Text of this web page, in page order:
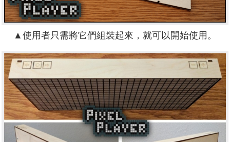
▲使用者只需將它們組裝起來，就可以開始使用。